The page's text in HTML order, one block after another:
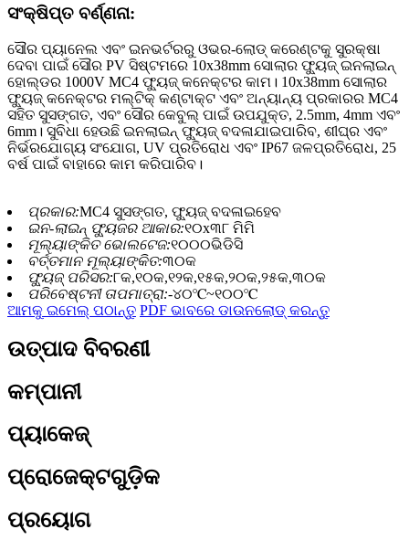
ସଂକ୍ଷିପ୍ତ ବର୍ଣ୍ଣନା:
ସୌର ପ୍ୟାନେଲ ଏବଂ ଇନଭର୍ଟରରୁ ଓଭର-ଲୋଡ୍ କରେଣ୍ଟକୁ ସୁରକ୍ଷା
ଦେବା ପାଇଁ ସୌର PV ସିଷ୍ଟମରେ 10x38mm ସୋଲାର ଫ୍ୟୁଜ୍ ଇନଲାଇନ୍
ହୋଲ୍ଡର 1000V MC4 ଫ୍ୟୁଜ୍ କନେକ୍ଟର କାମ। 10x38mm ସୋଲାର
ଫ୍ୟୁଜ୍ କନେକ୍ଟର ମଲ୍ଟିକ୍ କଣ୍ଟାକ୍ଟ ଏବଂ ଅନ୍ୟାନ୍ୟ ପ୍ରକାରର MC4
ସହିତ ସୁସଙ୍ଗତ, ଏବଂ ସୌର କେବୁଲ୍ ପାଇଁ ଉପଯୁକ୍ତ, 2.5mm, 4mm ଏବଂ
6mm। ସୁବିଧା ହେଉଛି ଇନଲାଇନ୍ ଫ୍ୟୁଜ୍ ବଦଳାଯାଇପାରିବ, ଶୀଘ୍ର ଏବଂ
ନିର୍ଭରଯୋଗ୍ୟ ସଂଯୋଗ, UV ପ୍ରତିରୋଧ ଏବଂ IP67 ଜଳପ୍ରତିରୋଧ, 25
ବର୍ଷ ପାଇଁ ବାହାରେ କାମ କରିପାରିବ।
ପ୍ରକାର:MC4 ସୁସଙ୍ଗତ, ଫ୍ୟୁଜ୍ ବଦଳାଇହେବ
ଇନ-ଲାଇନ୍ ଫ୍ୟୁଜର ଆକାର:୧୦x୩୮ ମିମି
ମୂଲ୍ୟାଙ୍କିତ ଭୋଲଟେଜ:୧୦୦୦ଭିଡିସି
ବର୍ତ୍ତମାନ ମୂଲ୍ୟାଙ୍କିତ:୩୦କ
ଫ୍ୟୁଜ୍ ପରିସର:୮କ,୧୦କ,୧୨କ,୧୫କ,୨୦କ,୨୫କ,୩୦କ
ପରିବେଷ୍ଟନୀ ତାପମାତ୍ରା:-୪୦℃~୧୦୦℃
ଆମକୁ ଇମେଲ୍ ପଠାନ୍ତୁ PDF ଭାବରେ ଡାଉନଲୋଡ୍ କରନ୍ତୁ
ଉତ୍ପାଦ ବିବରଣୀ
କମ୍ପାନୀ
ପ୍ୟାକେଜ୍
ପ୍ରୋଜେକ୍ଟଗୁଡ଼ିକ
ପ୍ରୟୋଗ